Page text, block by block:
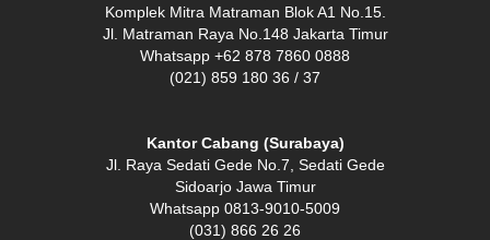
Komplek Mitra Matraman Blok A1 No.15.
Jl. Matraman Raya No.148 Jakarta Timur
Whatsapp +62 878 7860 0888
(021) 859 180 36 / 37
Kantor Cabang (Surabaya)
Jl. Raya Sedati Gede No.7, Sedati Gede
Sidoarjo Jawa Timur
Whatsapp 0813-9010-5009
(031) 866 26 26